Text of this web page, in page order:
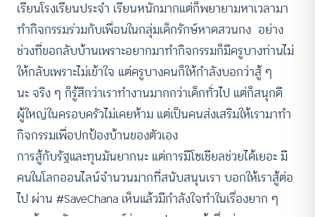
เรียนโรงเรียนประจำ เรียนหนักมากแต่ก็พยายามหาเวลามา
ทำกิจกรรมร่วมกับเพื่อนในกลุ่มเด็กรักษ์หาดสวนกง อย่าง
ช่วงที่ขอกลับบ้านเพราะอยากมาทำกิจกรรมก็มีครูบางท่านไม่
ให้กลับเพราะไม่เข้าใจ แต่ครูบางคนก็ให้กำลังบอกว่าสู้ ๆ
นะ จริง ๆ ก็รู้สึกว่าเราทำงานมากกว่าเด็กทั่วไป แต่ก็สนุกดี
ผู้ใหญ่ในครอบครัวไม่เคยห้าม แต่เป็นคนส่งเสริมให้เรามาทำ
กิจกรรมเพื่อปกป้องบ้านของตัวเอง
การสู้กับรัฐและทุนมันยากนะ แต่การมีโซเชียลช่วยได้เยอะ มี
คนในโลกออนไลน์จำนวนมากที่สนับสนุนเรา บอกให้เราสู้ต่อ
ไป ผ่าน #SaveChana เห็นแล้วมีกำลังใจทำในเรื่องยาก ๆ